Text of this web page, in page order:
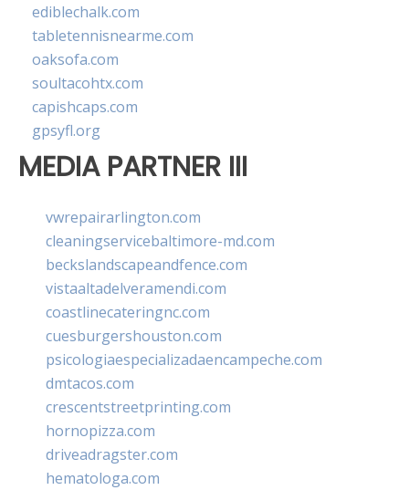
ediblechalk.com
tabletennisnearme.com
oaksofa.com
soultacohtx.com
capishcaps.com
gpsyfl.org
MEDIA PARTNER III
vwrepairarlington.com
cleaningservicebaltimore-md.com
beckslandscapeandfence.com
vistaaltadelveramendi.com
coastlinecateringnc.com
cuesburgershouston.com
psicologiaespecializadaencampeche.com
dmtacos.com
crescentstreetprinting.com
hornopizza.com
driveadragster.com
hematologa.com